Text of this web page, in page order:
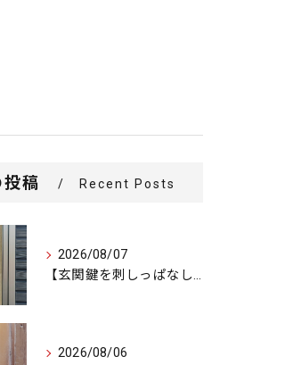
稿 Recent Posts
2026/08/07
【玄関鍵を刺しっぱなしで外出…不安を解消するための即日交換対...
2026/08/06